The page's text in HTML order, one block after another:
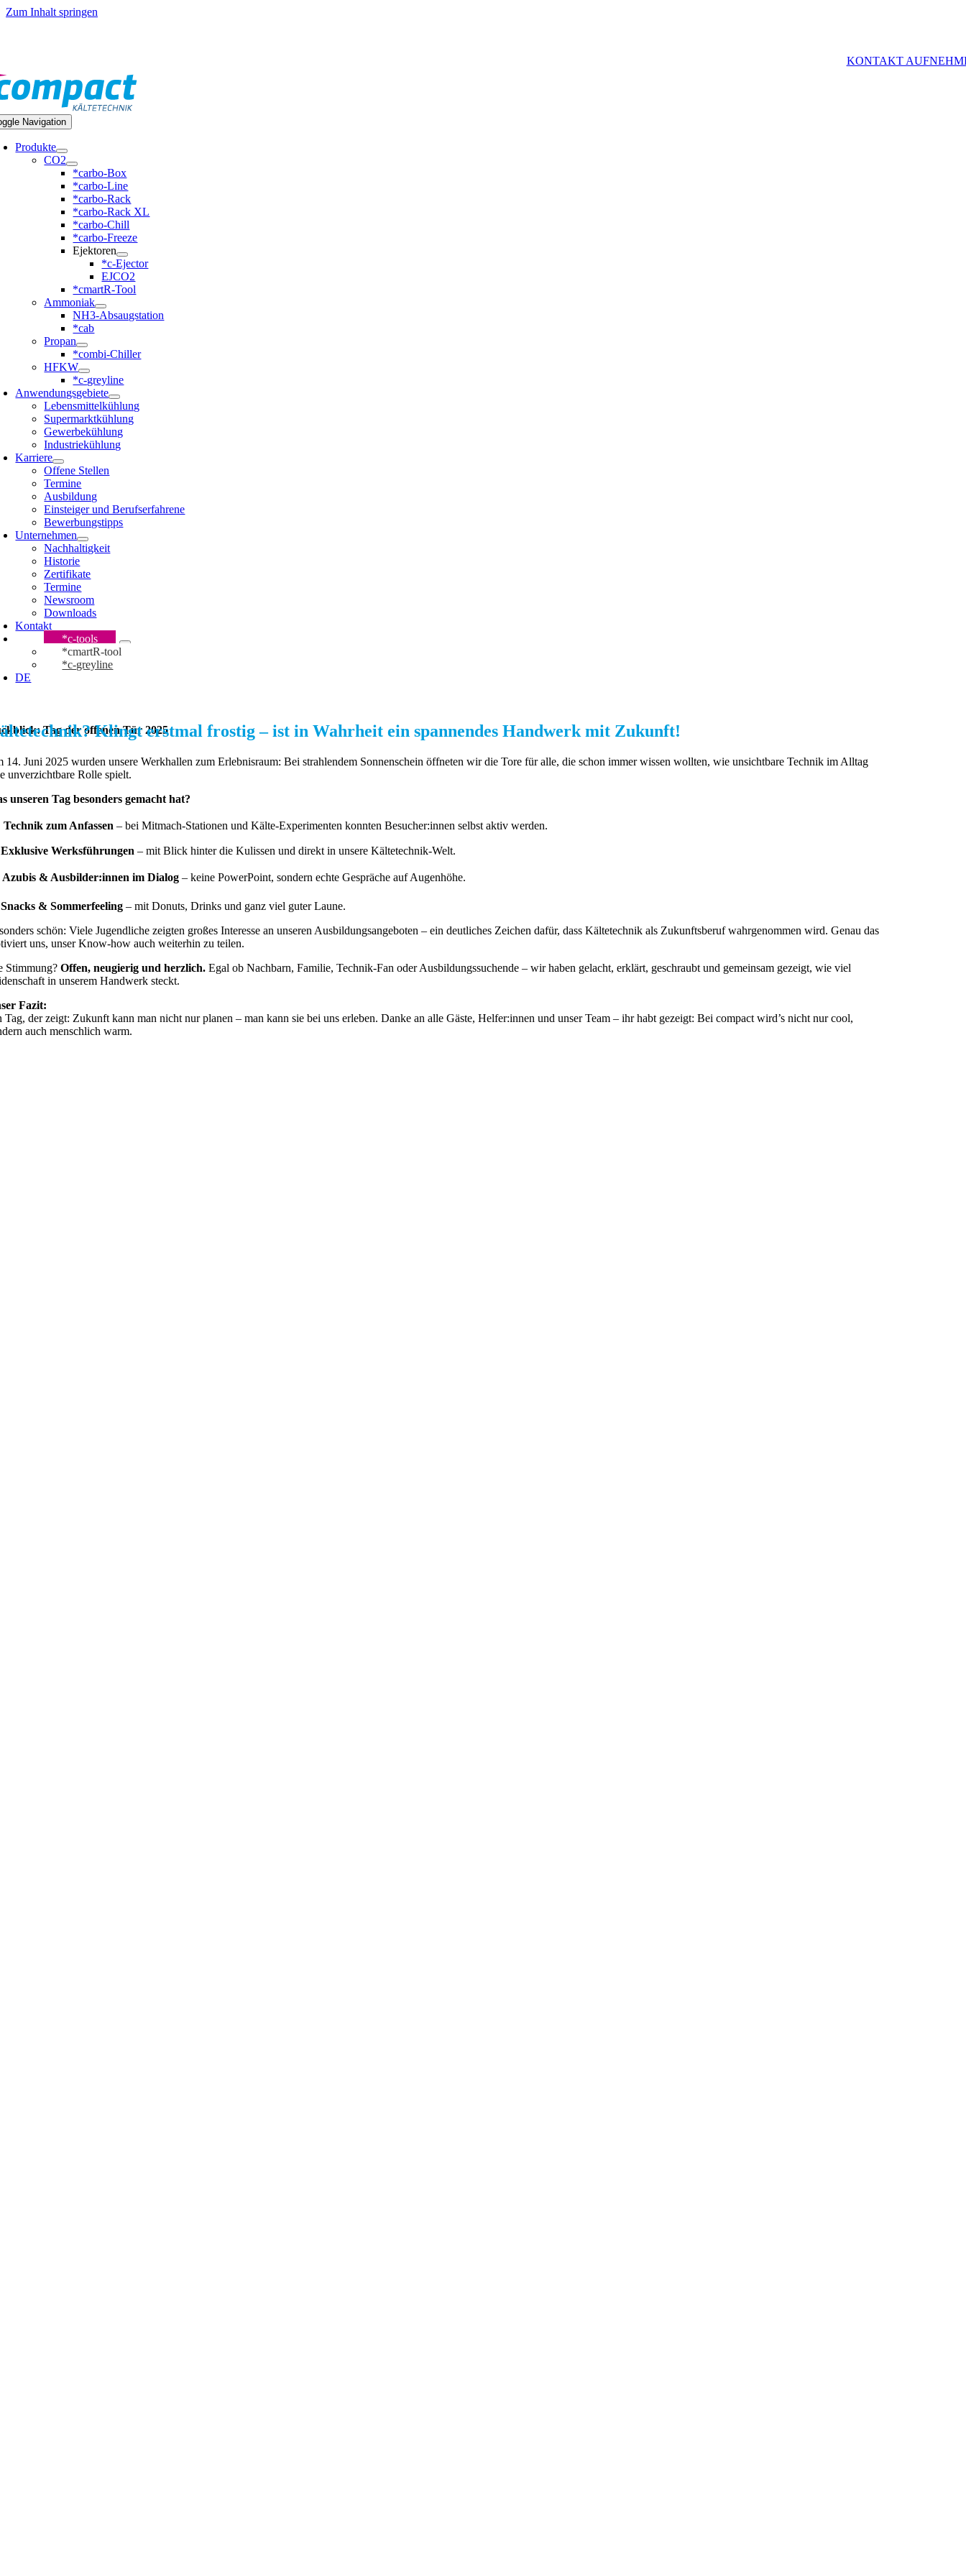
Zum Inhalt springen
KONTAKT
Navigation
Produkte
CO2
*carbo-Box
*carbo-Line
*carbo-Rack
*carbo-Rack XL
*carbo-Chill
*carbo-Freeze
Ejektoren
*c-Ejector
EJCO2
*cmartR-Tool
Ammoniak
NH3-Absaugstation
*cab
Propan
*combi-Chiller
HFKW
*c-greyline
Anwendungsgebiete
Lebensmittelkühlung
Supermarktkühlung
Gewerbekühlung
Industriekühlung
Karriere
Offene Stellen
Termine
Ausbildung
Einsteiger und Berufserfahrene
Bewerbungstipps
Unternehmen
Nachhaltigkeit
Historie
Zertifikate
Termine
Newsroom
Downloads
Kontakt
*c-tools
*cmartR-tool
*c-greyline
DE
Tag der offenen Tür 2025
Klingt erstmal frostig – ist in Wahrheit ein spannendes Handwerk mit Zukunft!
14. Juni 2025 wurden unsere Werkhallen zum Erlebnisraum: Bei strahlendem Sonnenschein öffneten wir die Tore für alle, die schon immer wissen wollten, wie unsichtbare Technik im Alltag
unverzichtbare Rolle spielt.
unseren Tag besonders gemacht hat?
Technik zum Anfassen – bei Mitmach-Stationen und Kälte-Experimenten konnten Besucher:innen selbst aktiv werden.
Exklusive Werksführungen – mit Blick hinter die Kulissen und direkt in unsere Kältetechnik-Welt.
Azubis & Ausbilder:innen im Dialog – keine PowerPoint, sondern echte Gespräche auf Augenhöhe.
Snacks & Sommerfeeling – mit Donuts, Drinks und ganz viel guter Laune.
schön: Viele Jugendliche zeigten großes Interesse an unseren Ausbildungsangeboten – ein deutliches Zeichen dafür, dass Kältetechnik als Zukunftsberuf wahrgenommen wird. Genau das
uns, unser Know-how auch weiterhin zu teilen.
Stimmung?Offen, neugierig und herzlich. Egal ob Nachbarn, Familie, Technik-Fan oder Ausbildungssuchende – wir haben gelacht, erklärt, geschraubt und gemeinsam gezeigt, wie viel
in unserem Handwerk steckt.
Fazit:
Tag, der zeigt: Zukunft kann man nicht nur planen – man kann sie bei uns erleben. Danke an alle Gäste, Helfer:innen und unser Team – ihr habt gezeigt: Bei compact wird’s nicht nur cool,
auch menschlich warm.